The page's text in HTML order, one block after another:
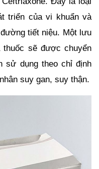
triển của vi khuẩn và
tiết niệu. Một lưu
sẽ được chuyển
sử dụng theo chỉ định
suy gan, suy thận.